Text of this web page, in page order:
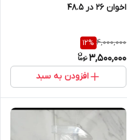
اخوان ۲۶ در ۴۸.۵
4,000,000
12%
3,500,000
افزودن به سبد